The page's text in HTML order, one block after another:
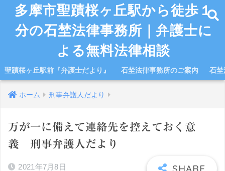
多摩市聖蹟桜ヶ丘駅から徒歩１
分の石埜法律事務所｜弁護士に
よる無料法律相談
聖蹟桜ヶ丘駅前『弁護士だより』 石埜法律事務所のご案内 石埜
ホーム 刑事弁護人だより
万が一に備えて連絡先を控えておく意
義 刑事弁護人だより
2021年7月8日